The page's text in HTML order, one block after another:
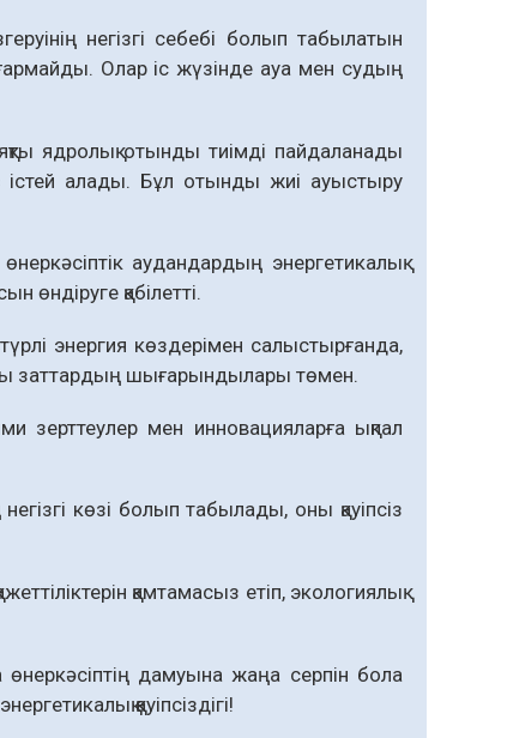
негізгі себебі болып табылатын
Олар іс жүзінде ауа мен судың
ядролық отынды тиімді пайдаланады
алады. Бұл отынды жиі ауыстыру
аудандардың энергетикалық
өндіруге қабілетті.
энергия көздерімен салыстырғанда,
заттардың шығарындылары төмен.
зерттеулер мен инновацияларға ықпал
көзі болып табылады, оны қауіпсіз
қамтамасыз етіп, экологиялық
дамуына жаңа серпін бола
қауіпсіздігі!